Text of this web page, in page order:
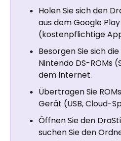
Holen Sie sich den
aus dem Google
(kostenpflichtige
Besorgen Sie sich
Nintendo DS-ROMs
dem Internet.
Übertragen Sie
Gerät (USB, Cloud-
Öffnen Sie den
suchen Sie den